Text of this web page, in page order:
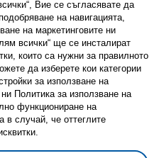
бисквитки (Cookies)
на бисквитки
Вие се съгласявате да
на навигацията,
на маркетинговите ни
всички“ ще се инсталират
които са нужни за правилното
да изберете кои категории
за използване на
Политика за използване на
функциониране на
в случай, че оттеглите